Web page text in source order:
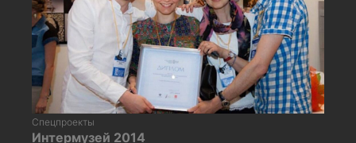
Спецпроекты
Интермузей 2014